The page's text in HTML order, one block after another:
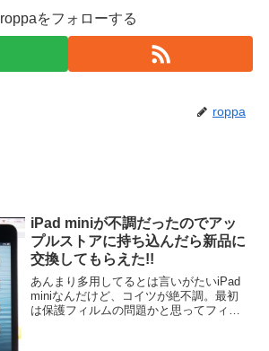
roppaをフォローする
roppa
iPad miniが不調だったのでアッ
プルストアに持ち込んだら新品に
交換してもらえた!!
あんまり多用してるとは言いがたいiPad
miniなんだけど、コイツが絶不調。最初
は保護フィルムの問題かと思ってフィル